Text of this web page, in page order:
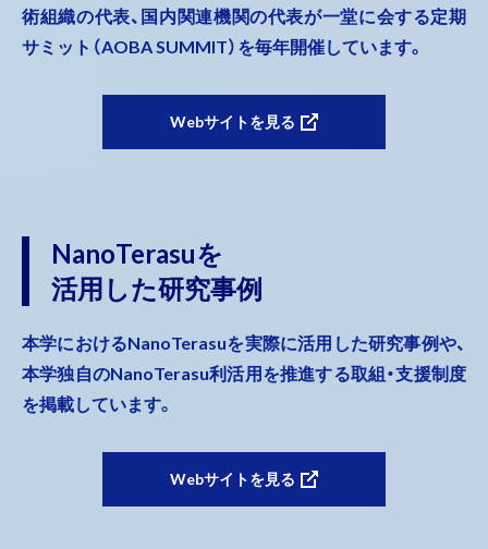
術組織の代表、国内関連機関の代表が一堂に会する定期
サミット（AOBA SUMMIT）を毎年開催しています。
Webサイトを見る
NanoTerasuを
活用した研究事例
本学におけるNanoTerasuを実際に活用した研究事例や、
本学独自のNanoTerasu利活用を推進する取組・支援制度
を掲載しています。
Webサイトを見る